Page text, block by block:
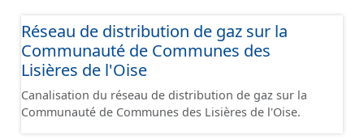
Réseau de distribution de gaz sur la
Communauté de Communes des
Lisières de l'Oise
Canalisation du réseau de distribution de gaz sur la
Communauté de Communes des Lisières de l'Oise.